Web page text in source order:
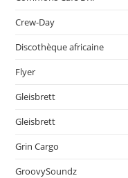
Crew-Day
Discothèque africaine
Flyer
Gleisbrett
Gleisbrett
Grin Cargo
GroovySoundz